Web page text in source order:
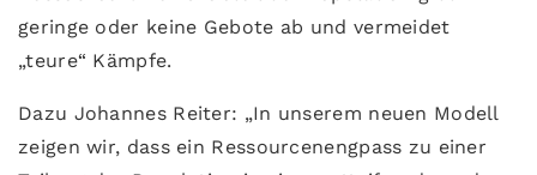
geringe oder keine Gebote ab und vermeidet
„teure“ Kämpfe.
Dazu Johannes Reiter: „In unserem neuen Modell
zeigen wir, dass ein Ressourcenengpass zu einer